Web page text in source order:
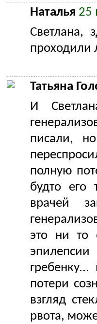
Наталья 25
Светлана,
проходили
Татьяна
И
писали,
полную
будто его
врачей
это ни то
потери
взгляд
рвота,